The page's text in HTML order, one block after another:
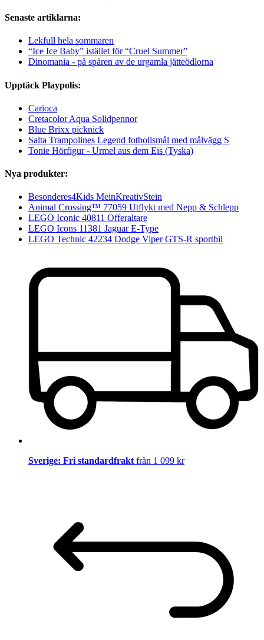
Senaste artiklarna:
Lekfull hela sommaren
“Ice Ice Baby” istället för “Cruel Summer”
Dinomania - på spåren av de urgamla jätteödlorna
Upptäck Playpolis:
Carioca
Cretacolor Aqua Solidpennor
Blue Brixx picknick
Salta Trampolines Legend fotbollsmål med målvägg S
Tonie Hörfigur - Urmel aus dem Eis (Tyska)
Nya produkter:
Besonderes4Kids MeinKreativStein
Animal Crossing™ 77059 Utflykt med Nepp & Schlepp
LEGO Iconic 40811 Offeraltare
LEGO Icons 11381 Jaguar E-Type
LEGO Technic 42234 Dodge Viper GTS-R sportbil
Sverige: Fri standardfrakt från 1 099 kr